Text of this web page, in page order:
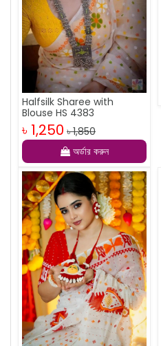
Halfsilk Sharee with
Blouse HS 4383
৳ 1,250 ৳ 1,850
অর্ডার করুন